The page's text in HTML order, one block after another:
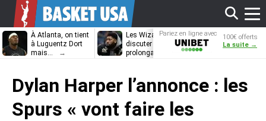
À Atlanta, on tient
à Luguentz Dort
mais…
Les Wizards vont
discuter
prolongation avec
Dennis
découvrira-t-il
Pariez en ligne avec
Unibet
100€ offerts
La suite →
Dylan Harper l’annonce : les
Spurs « vont faire les